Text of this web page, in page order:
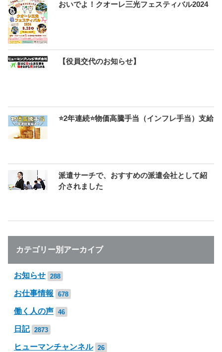
おいでよ！クオーレ三光フェスティバル2024
【役員交代のお知らせ】
⭐2年連続⭐物価高騰手当（インフレ手当）支給
派遣サーチで、おすすめの派遣会社として紹
介されました
カテゴリー別アーカイブ
お知らせ 288
お仕事情報 678
働く人の声 46
日記 2873
ヒューマンチャンネル 26